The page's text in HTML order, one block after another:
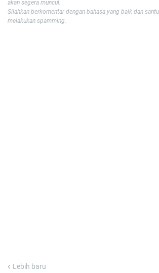
akan segera muncul.
Silahkan berkomentar dengan bahasa yang baik dan
melakukan spamming.
Lebih baru